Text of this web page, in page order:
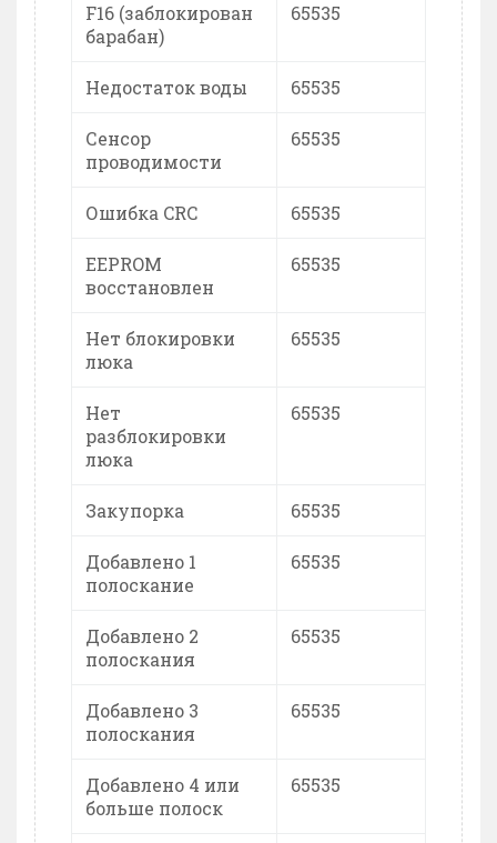
F16 (заблокирован
барабан)
65535
Недостаток воды 65535
Сенсор
проводимости
65535
Ошибка CRC 65535
EEPROM
восстановлен
65535
Нет блокировки
люка
65535
Нет
разблокировки
люка
65535
Закупорка 65535
Добавлено 1
полоскание
65535
Добавлено 2
полоскания
65535
Добавлено 3
полоскания
65535
Добавлено 4 или
больше полоск
65535